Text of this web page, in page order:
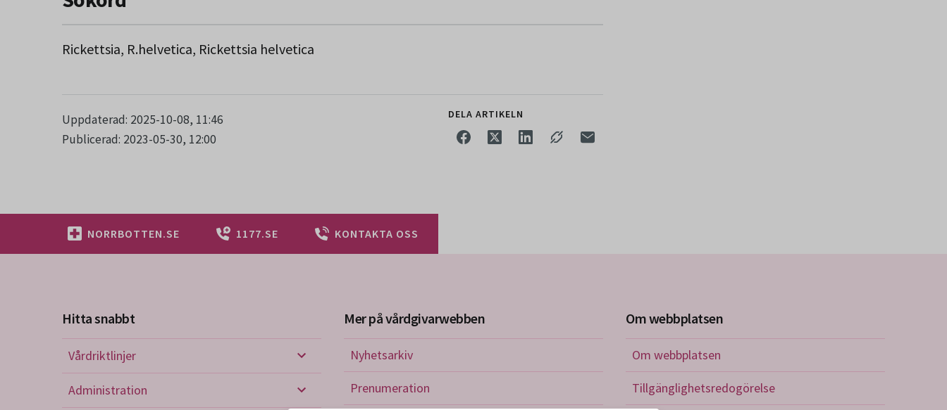
Rickettsia, R.helvetica, Rickettsia helvetica
Uppdaterad: 2025-10-08, 11:46
Publicerad: 2023-05-30, 12:00
DELA ARTIKELN
NORRBOTTEN.SE 1177.SE KONTAKTA OSS
Hitta snabbt
Vårdriktlinjer
Vårdriktlinjer
Administration
Mer på vårdgivarwebben
Nyhetsarkiv
Prenumeration
Om webbplatsen
Om webbplatsen
Tillgänglighetsredogörelse